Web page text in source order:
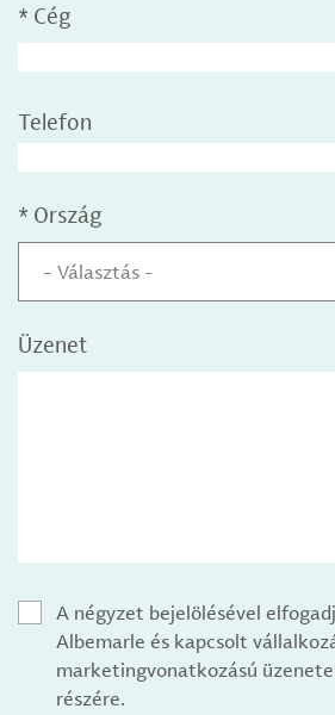
* Cég
Telefon
* Ország
- Választás -
Üzenet
A négyzet bejelölésével
Albemarle és kapcsolt
marketingvonatkozású
részére.